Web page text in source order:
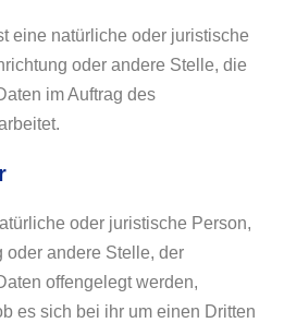
eine natürliche oder juristische
oder andere Stelle, die
im Auftrag des
oder juristische Person,
oder andere Stelle, der
offengelegt werden,
es sich bei ihr um einen Dritten